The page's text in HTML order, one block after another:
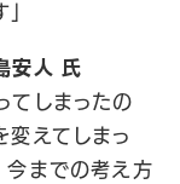
安人 氏
てしまったの
変えてしまっ
今までの考え方